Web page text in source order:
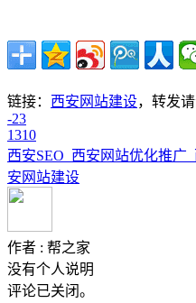
链接： 西安网站建设，转发
-23
1310
西安SEO_西安网站优化推广
安网站建设
作者 : 帮之家
没有个人说明
评论已关闭。